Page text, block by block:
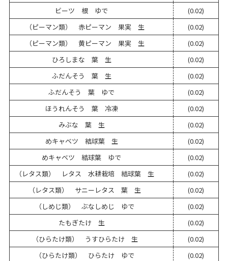
ビーツ 根 ゆで
(0.02)
（ピーマン類） 赤ピーマン 果実 生
(0.02)
（ピーマン類） 黄ピーマン 果実 生
(0.02)
ひろしまな 葉 生
(0.02)
ふだんそう 葉 生
(0.02)
ふだんそう 葉 ゆで
(0.02)
ほうれんそう 葉 冷凍
(0.02)
みぶな 葉 生
(0.02)
めキャベツ 結球葉 生
(0.02)
めキャベツ 結球葉 ゆで
(0.02)
（レタス類） レタス 水耕栽培 結球葉 生
(0.02)
（レタス類） サニーレタス 葉 生
(0.02)
（しめじ類） ぶなしめじ ゆで
(0.02)
たもぎたけ 生
(0.02)
（ひらたけ類） うすひらたけ 生
(0.02)
（ひらたけ類） ひらたけ ゆで
(0.02)